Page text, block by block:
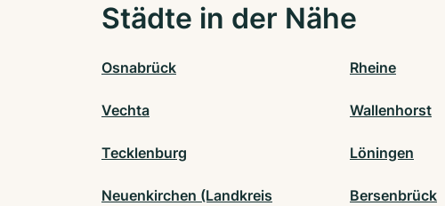
Städte in der Nähe
Osnabrück Rheine
Vechta Wallenhorst
Tecklenburg Löningen
Neuenkirchen (Landkreis
Bersenbrück